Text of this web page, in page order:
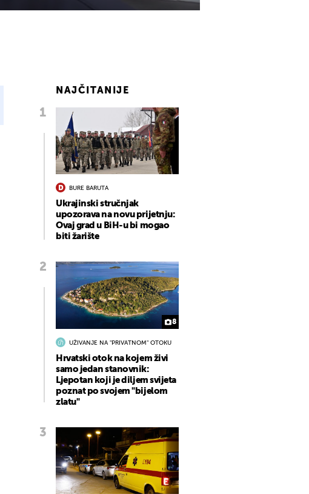
NAJČITANIJE
BURE BARUTA
Ukrajinski stručnjak
upozorava na novu prijetnju:
Ovaj grad u BiH-u bi mogao
biti žarište
8
UŽIVANJE NA "PRIVATNOM" OTOKU
Hrvatski otok na kojem živi
samo jedan stanovnik:
Ljepotan koji je diljem svijeta
poznat po svojem "bijelom
zlatu"